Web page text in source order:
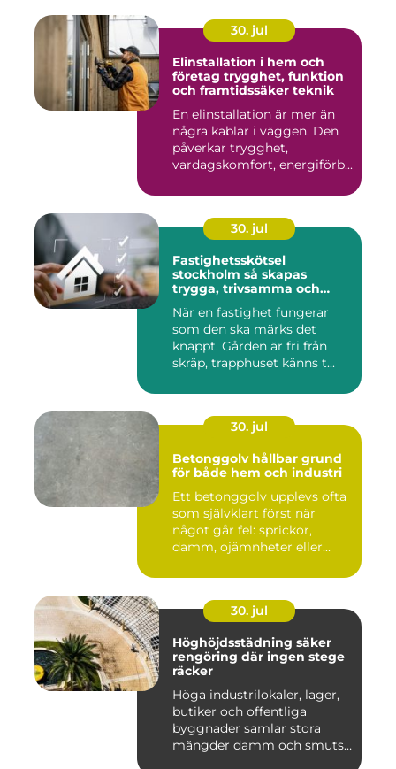
30. jul
Elinstallation i hem och
företag trygghet, funktion
och framtidssäker teknik
En elinstallation är mer än
några kablar i väggen. Den
påverkar trygghet,
vardagskomfort, energiförb...
30. jul
Fastighetsskötsel
stockholm så skapas
trygga, trivsamma och
När en fastighet fungerar
som den ska märks det
knappt. Gården är fri från
skräp, trapphuset känns t...
30. jul
Betonggolv hållbar grund
för både hem och industri
Ett betonggolv upplevs ofta
som självklart först när
något går fel: sprickor,
damm, ojämnheter eller...
30. jul
Höghöjdsstädning säker
rengöring där ingen stege
räcker
Höga industrilokaler, lager,
butiker och offentliga
byggnader samlar stora
mängder damm och smuts